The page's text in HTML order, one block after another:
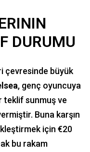
DURUMU
çevresinde büyük
, genç oyuncuya
teklif sunmuş ve
Buna karşın
için €20
bu rakam